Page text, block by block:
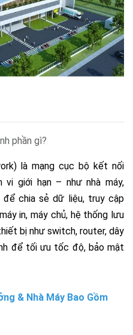
là mạng cục bộ kết nối
giới hạn – như nhà máy,
để chia sẻ dữ liệu, truy cập
in, máy chủ, hệ thống lưu
bị như switch, router, dây
để tối ưu tốc độ, bảo mật
& Nhà Máy Bao Gồm